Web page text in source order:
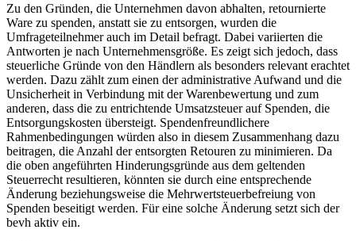
Zu den Gründen, die Unternehmen davon abhalten, retournierte
Ware zu spenden, anstatt sie zu entsorgen, wurden die
Umfrageteilnehmer auch im Detail befragt. Dabei variierten die
Antworten je nach Unternehmensgröße. Es zeigt sich jedoch, dass
steuerliche Gründe von den Händlern als besonders relevant erachtet
werden. Dazu zählt zum einen der administrative Aufwand und die
Unsicherheit in Verbindung mit der Warenbewertung und zum
anderen, dass die zu entrichtende Umsatzsteuer auf Spenden, die
Entsorgungskosten übersteigt. Spendenfreundlichere
Rahmenbedingungen würden also in diesem Zusammenhang dazu
beitragen, die Anzahl der entsorgten Retouren zu minimieren. Da
die oben angeführten Hinderungsgründe aus dem geltenden
Steuerrecht resultieren, könnten sie durch eine entsprechende
Änderung beziehungsweise die Mehrwertsteuerbefreiung von
Spenden beseitigt werden. Für eine solche Änderung setzt sich der
bevh aktiv ein.